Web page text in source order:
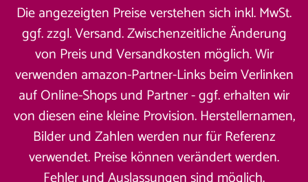
Die angezeigten Preise verstehen sich inkl. MwSt.
ggf. zzgl. Versand. Zwischenzeitliche Änderung
von Preis und Versandkosten möglich. Wir
verwenden amazon-Partner-Links beim Verlinken
auf Online-Shops und Partner - ggf. erhalten wir
von diesen eine kleine Provision. Herstellernamen,
Bilder und Zahlen werden nur für Referenz
verwendet. Preise können verändert werden.